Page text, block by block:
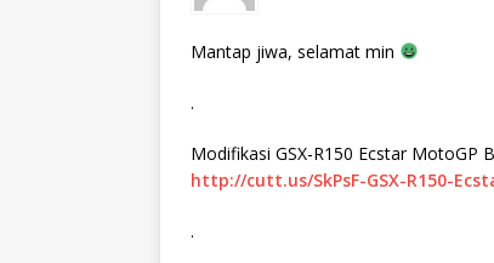
Mantap jiwa, selamat min
.
Modifikasi GSX-R150 Ecstar MotoGP
http://cutt.us/SkPsF-GSX-R150-
.